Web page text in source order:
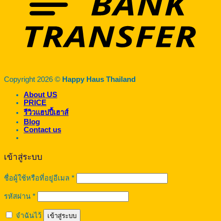
Copyright 2026 © Happy Haus Thailand
About US
PRICE
รีวิวแฮปปี้เฮาส์
Blog
Contact us
เข้าสู่ระบบ
ชื่อผู้ใช้หรือที่อยู่อีเมล *ต้องการ
รหัสผ่าน *ต้องการ
จำฉันไว้ เข้าสู่ระบบ